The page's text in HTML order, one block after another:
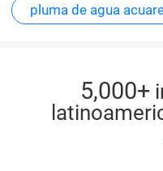
pluma de agua
5,000+